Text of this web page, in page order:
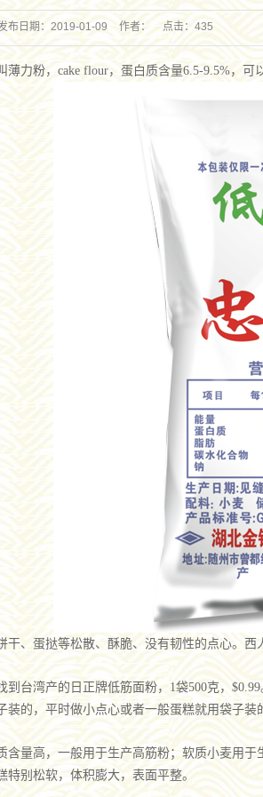
布日期： 2019-01-09 作者： 点击： 435
薄力粉，cake flour，蛋白质含量6.5-9.5%，
干、蛋挞等松散、酥脆、没有韧性的点心。西
到台湾产的日正牌低筋面粉，1袋500克，
装的，平时做小点心或者一般蛋糕就用袋子装
含量高，一般用于生产高筋粉；软质小麦用
特别松软，体积膨大，表面平整。